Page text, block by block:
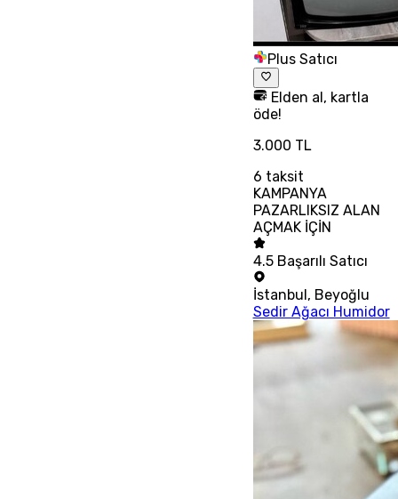
Plus Satıcı
Elden al, kartla
öde!
3.000 TL
6 taksit
KAMPANYA
PAZARLIKSIZ ALAN
AÇMAK İÇİN
4.5 Başarılı Satıcı
İstanbul, Beyoğlu
Sedir Ağacı Humidor